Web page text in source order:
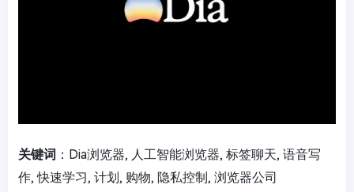
关键词 ：Dia浏览器, 人工智能浏览器, 标签聊天, 语音写
作, 快速学习, 计划, 购物, 隐私控制, 浏览器公司